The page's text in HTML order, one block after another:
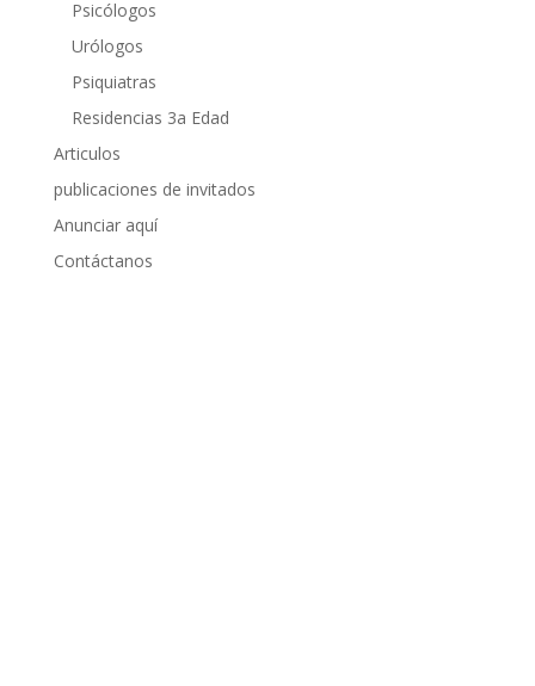
Psicólogos
Urólogos
Psiquiatras
Residencias 3a Edad
Articulos
publicaciones de invitados
Anunciar aquí
Contáctanos